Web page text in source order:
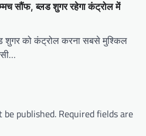
सौंफ, ब्लड शुगर रहेगा कंट्रोल में
शुगर को कंट्रोल करना सबसे मुश्किल
published. Required fields are